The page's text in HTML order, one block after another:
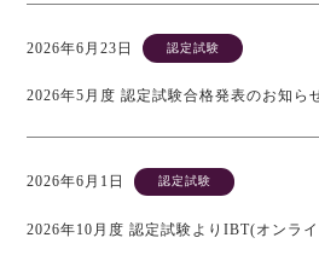
2026年6月23日 認定試験
2026年5月度 認定試験合格発表のお知ら
2026年6月1日 認定試験
2026年10月度 認定試験よりIBT(オンラ